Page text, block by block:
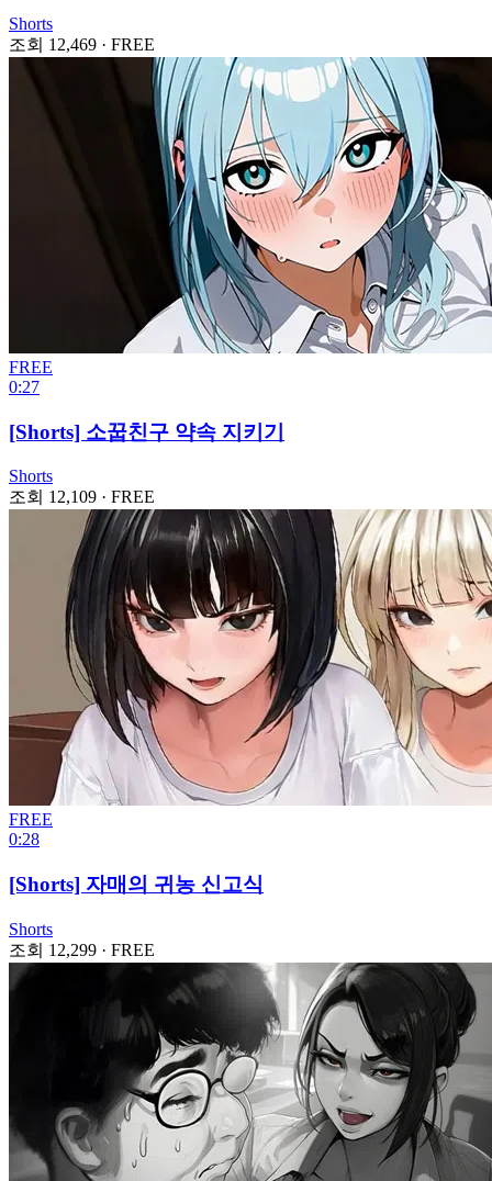
Shorts
조회 12,469 · FREE
FREE
0:27
[Shorts] 소꿉친구 약속 지키기
Shorts
조회 12,109 · FREE
FREE
0:28
[Shorts] 자매의 귀농 신고식
Shorts
조회 12,299 · FREE